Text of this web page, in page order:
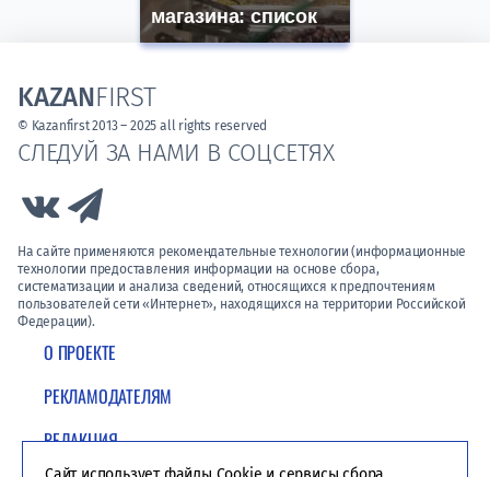
магазина: список
О ПРОЕКТЕ
РЕКЛАМОДАТЕЛЯМ
РЕДАКЦИЯ
СЛЕДУЙ ЗА НАМИ В СОЦСЕТЯХ
Link to Vk
На сайте применяются рекомендательные технологии (информационные
технологии предоставления информации на основе сбора,
систематизации и анализа сведений, относящихся к предпочтениям
пользователей сети «Интернет», находящихся на территории Российской
Федерации).
KAZANFIRST
© Kazanfirst 2013 – 2025 all rights reserved